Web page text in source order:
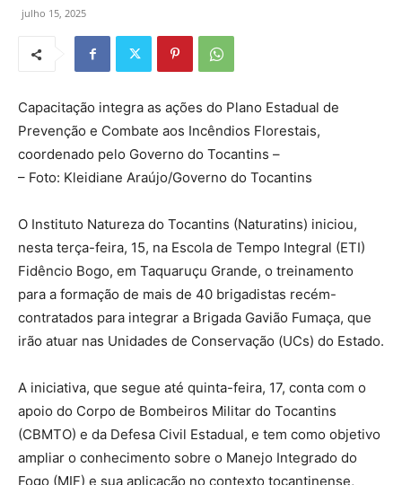
julho 15, 2025
Capacitação integra as ações do Plano Estadual de
Prevenção e Combate aos Incêndios Florestais,
coordenado pelo Governo do Tocantins –
– Foto: Kleidiane Araújo/Governo do Tocantins
O Instituto Natureza do Tocantins (Naturatins) iniciou,
nesta terça-feira, 15, na Escola de Tempo Integral (ETI)
Fidêncio Bogo, em Taquaruçu Grande, o treinamento
para a formação de mais de 40 brigadistas recém-
contratados para integrar a Brigada Gavião Fumaça, que
irão atuar nas Unidades de Conservação (UCs) do Estado.
A iniciativa, que segue até quinta-feira, 17, conta com o
apoio do Corpo de Bombeiros Militar do Tocantins
(CBMTO) e da Defesa Civil Estadual, e tem como objetivo
ampliar o conhecimento sobre o Manejo Integrado do
Fogo (MIF) e sua aplicação no contexto tocantinense,